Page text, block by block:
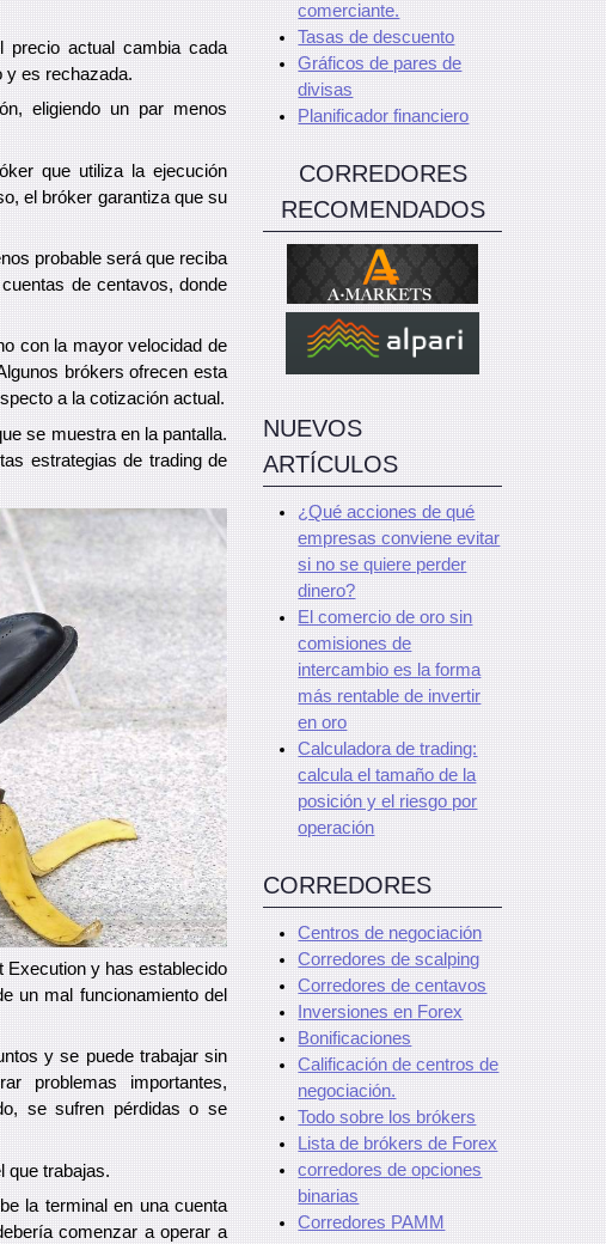
precio actual cambia cada
y es rechazada.
eligiendo un par menos
que utiliza la ejecución
el bróker garantiza que su
probable será que reciba
de centavos, donde
con la mayor velocidad de
brókers ofrecen esta
a la cotización actual.
se muestra en la pantalla.
estrategias de trading de
Execution y has establecido
un mal funcionamiento del
y se puede trabajar sin
problemas importantes,
se sufren pérdidas o se
que trabajas.
la terminal en una cuenta
comenzar a operar a
comerciante.
Tasas de descuento
Gráficos de pares de
divisas
Planificador financiero
CORREDORES
RECOMENDADOS
NUEVOS
ARTÍCULOS
¿Qué acciones de qué
empresas conviene evitar
si no se quiere perder
dinero?
El comercio de oro sin
comisiones de
intercambio es la forma
más rentable de invertir
en oro
Calculadora de trading:
calcula el tamaño de la
posición y el riesgo por
operación
CORREDORES
Centros de negociación
Corredores de scalping
Corredores de centavos
Inversiones en Forex
Bonificaciones
Calificación de centros de
negociación.
Todo sobre los brókers
Lista de brókers de Forex
corredores de opciones
binarias
Corredores PAMM